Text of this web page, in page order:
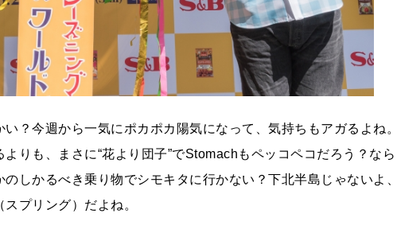
？今週から一気にポカポカ陽気になって、気持ちもアガるよね。
りも、まさに“花より団子”でStomachもペッコペコだろう？なら
しかるべき乗り物でシモキタに行かない？下北半島じゃないよ、
プリング）だよね。